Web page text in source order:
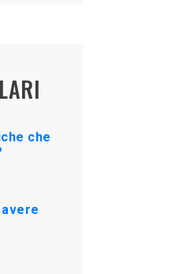
che